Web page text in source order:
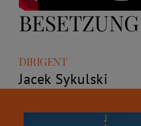
BESETZUNG
Rolle
DIRIGENT
Name
Jacek Sykulski